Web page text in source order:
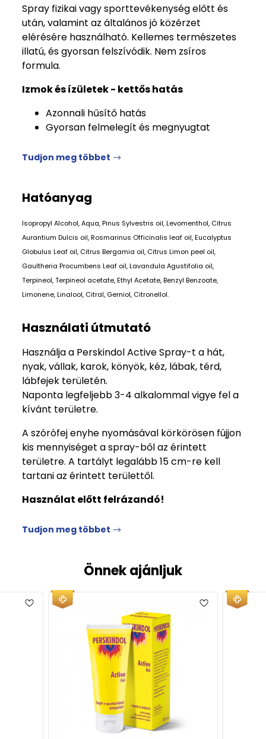
Spray fizikai vagy sporttevékenység előtt és
után, valamint az általános jó közérzet
elérésére használható. Kellemes természetes
illatú, és gyorsan felszívódik. Nem zsíros
formula.
Izmok és ízületek - kettős hatás
Azonnali hűsítő hatás
Gyorsan felmelegít és megnyugtat
Tudjon meg többet
Hatóanyag
Isopropyl Alcohol, Aqua, Pinus Sylvestris oil, Levomenthol, Citrus
Aurantium Dulcis oil, Rosmarinus Officinalis leaf oil, Eucalyptus
Globulus Leaf oil, Citrus Bergamia oil, Citrus Limon peel oil,
Gaultheria Procumbens Leaf oil, Lavandula Agustifolia oil,
Terpineol, Terpineol acetate, Ethyl Acetate, Benzyl Benzoate,
Limonene, Linalool, Citral, Gerniol, Citronellol.
Használati útmutató
Használja a Perskindol Active Spray-t a hát,
nyak, vállak, karok, könyök, kéz, lábak, térd,
lábfejek területén.
Naponta legfeljebb 3-4 alkalommal vigye fel a
kívánt területre.
A szórófej enyhe nyomásával körkörösen fújjon
kis mennyiséget a spray-ből az érintett
területre. A tartályt legalább 15 cm-re kell
tartani az érintett területtől.
Használat előtt felrázandó!
Tudjon meg többet
Önnek ajánljuk